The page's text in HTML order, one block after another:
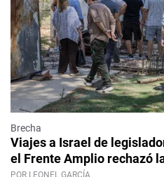
Brecha
Viajes a Israel de
el Frente Amplio rechazó
POR LEONEL GARCÍA